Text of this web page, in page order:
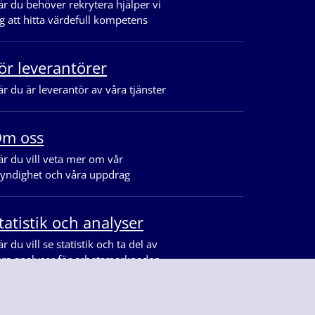
du behöver rekrytera hjälper vi
att hitta värdefull kompetens
leverantörer
du är leverantör av våra tjänster
oss
du vill veta mer om vår
och våra uppdrag
och analyser
du vill se statistik och ta del av
analyser för arbetsmarknaden